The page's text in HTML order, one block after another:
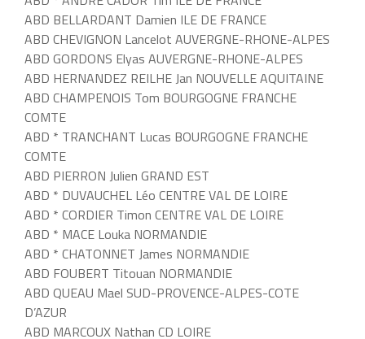
ABD BELLARDANT Damien ILE DE FRANCE
ABD CHEVIGNON Lancelot AUVERGNE-RHONE-ALPES
ABD GORDONS Elyas AUVERGNE-RHONE-ALPES
ABD HERNANDEZ REILHE Jan NOUVELLE AQUITAINE
ABD CHAMPENOIS Tom BOURGOGNE FRANCHE
COMTE
ABD * TRANCHANT Lucas BOURGOGNE FRANCHE
COMTE
ABD PIERRON Julien GRAND EST
ABD * DUVAUCHEL Léo CENTRE VAL DE LOIRE
ABD * CORDIER Timon CENTRE VAL DE LOIRE
ABD * MACE Louka NORMANDIE
ABD * CHATONNET James NORMANDIE
ABD FOUBERT Titouan NORMANDIE
ABD QUEAU Mael SUD-PROVENCE-ALPES-COTE
D’AZUR
ABD MARCOUX Nathan CD LOIRE